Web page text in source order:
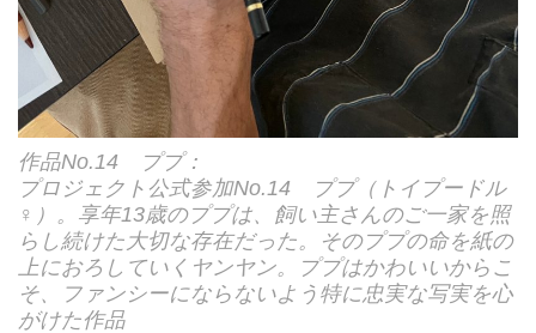
作品No.14 ププ：
プロジェクト公式参加No.14 ププ（トイプードル
♀）。享年13歳のププは、飼い主さんのご一家を照
らし続けた大切な存在だった。そのププの命を紙の
上におろしていくヤンヤン。ププはかわいいからこ
そ、ファンシーにならないよう特に忠実な写実を心
がけた作品